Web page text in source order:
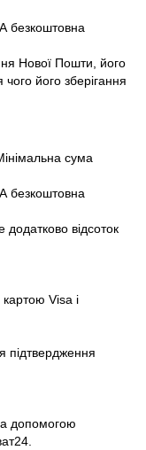
безкоштовна
Нової Пошти, його
його зберігання
сума
безкоштовна
відсоток
Visa і
підтвердження
допомогою